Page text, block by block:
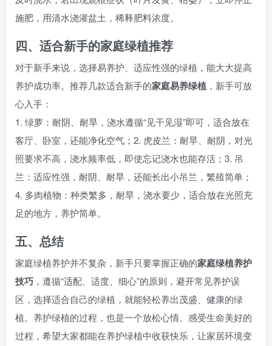
施肥，用清水浇灌盆土，稀释肥料浓度。
四、适合新手的家庭绿植推荐
对于新手来说，选择易养护、适应性强的绿植，能大大提高
养护成功率。推荐几款适合新手的家庭易养绿植 ，新手可放
心入手：
1. 绿萝：耐阴、耐旱，浇水遵循“见干见湿”即可，适合放在
客厅、卧室，还能净化空气；2. 虎皮兰：耐旱、耐阴，对光
照要求不高，浇水频率低，即使忘记浇水也能存活；3. 吊
兰：适应性强，耐阴、耐旱，还能长出小吊兰，繁殖简单；
4. 多肉植物：种类繁多，耐旱，浇水要少，适合放在光照充
足的地方，养护简单。
五、总结
家庭绿植养护并不复杂，新手只要掌握正确的家庭绿植养护
技巧 ，遵循“适配、适度、细心”的原则，避开常见养护误
区，选择适合自己的绿植，就能轻松养出茂盛、健康的绿
植。养护绿植的过程，也是一个放松心情、感受生命美好的
过程，希望大家都能在养护绿植中收获快乐，让家居环境变